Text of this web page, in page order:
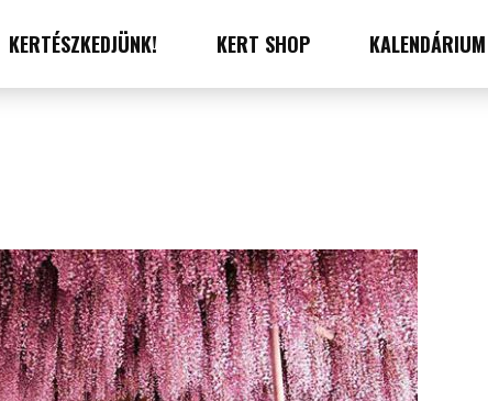
KERTÉSZKEDJÜNK! KERT SHOP KALENDÁRIUM